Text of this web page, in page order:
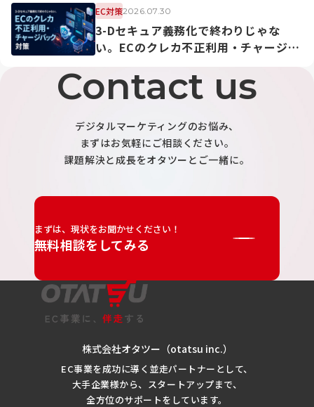
EC対策2026.07.30
3-Dセキュア義務化で終わりじゃな
い。ECのクレカ不正利用・チャージバ
Contact us
デジタルマーケティングのお悩み、
まずはお気軽にご相談ください。
課題解決と成長をオタツーとご一緒に。
まずは、現状をお聞かせください！
無料相談をしてみる
株式会社オタツー（otatsu inc.）
EC事業を成功に導く並走パートナーとして、
大手企業様から、スタートアップまで、
全方位のサポートをしています。